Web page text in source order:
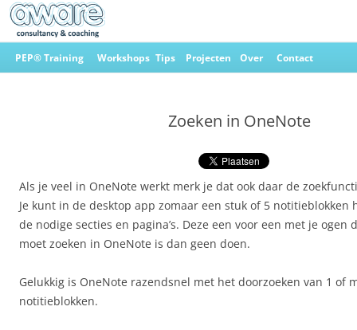
Ga
naar
PEP® Training Workshops Tips Projecten Over Contact
Zoeken in OneNote
Als je veel in OneNote werkt merk je dat ook daar de
Je kunt in de desktop app zomaar een stuk of 5 notitieblokken
de nodige secties en pagina’s. Deze een voor een met je ogen
moet zoeken in OneNote is dan geen doen.
Gelukkig is OneNote razendsnel met het doorzoeken van 1 of
notitieblokken.